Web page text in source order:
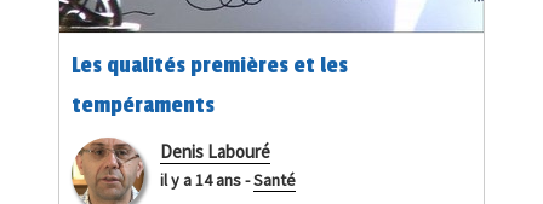
Les qualités premières et les
tempéraments
Denis Labouré
il y a 14 ans-Santé